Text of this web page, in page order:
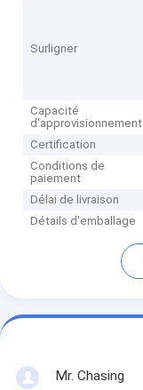
Surligner
Capacité
d'approvisionnement
Certification
Conditions de
paiement
Délai de livraison
Détails d'emballage
Mr. Chasing